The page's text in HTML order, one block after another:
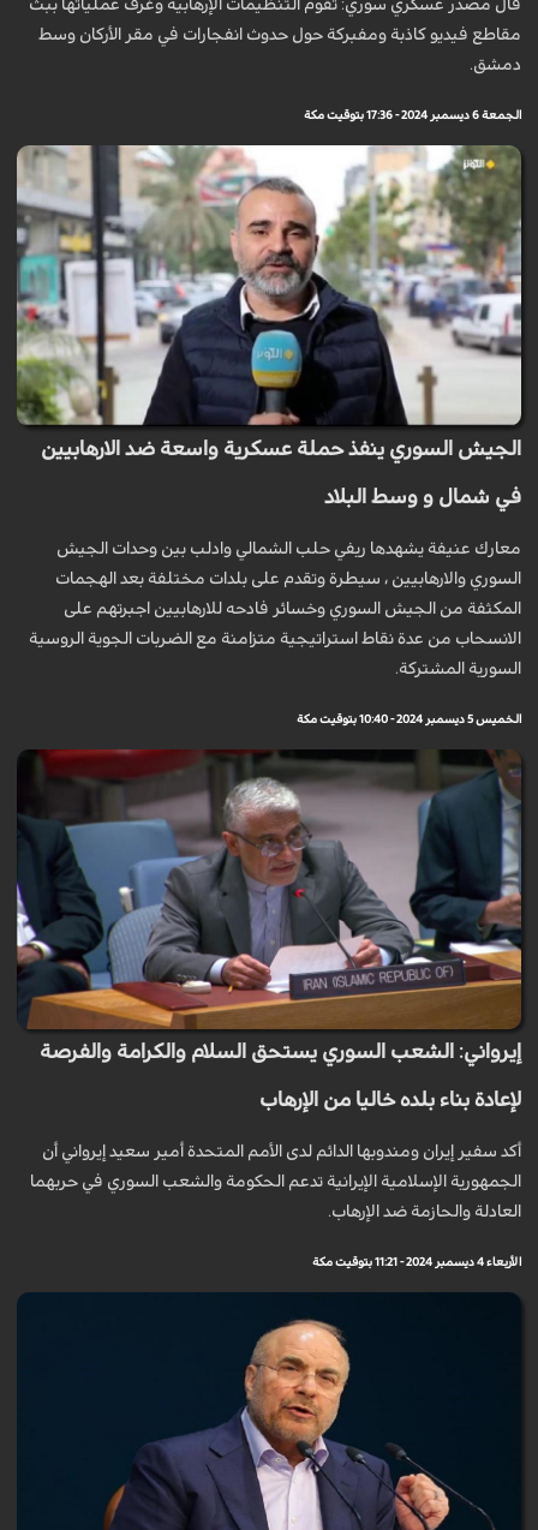
قال مصدر عسكري سوري: تقوم التنظيمات الإرهابية وغرف عملياتها ببث
مقاطع فيديو كاذبة ومفبركة حول حدوث انفجارات في مقر الأركان وسط
دمشق.
الجمعة 6 ديسمبر 2024 - 17:36 بتوقيت مكة
الجيش السوري ينفذ حملة عسكرية واسعة ضد الارهابيين
في شمال و وسط البلاد
معارك عنيفة يشهدها ريفي حلب الشمالي وادلب بين وحدات الجيش
السوري والارهابيين ، سيطرة وتقدم على بلدات مختلفة بعد الهجمات
المكثفة من الجيش السوري وخسائر فادحه للارهابيين اجبرتهم على
الانسحاب من عدة نقاط استراتيجية متزامنة مع الضربات الجوية الروسية
السورية المشتركة.
الخميس 5 ديسمبر 2024 - 10:40 بتوقيت مكة
إيرواني: الشعب السوري يستحق السلام والكرامة والفرصة
لإعادة بناء بلده خاليا من الإرهاب
أكد سفير إيران ومندوبها الدائم لدى الأمم المتحدة أمير سعيد إيرواني أن
الجمهورية الإسلامية الإيرانية تدعم الحكومة والشعب السوري في حربهما
العادلة والحازمة ضد الإرهاب.
الأربعاء 4 ديسمبر 2024 - 11:21 بتوقيت مكة